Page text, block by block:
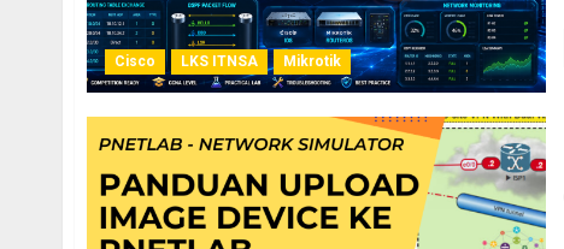
Cisco LKS ITNSA Mikrotik